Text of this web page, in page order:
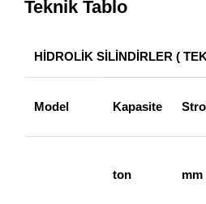
Teknik Tablo
HİDROLİK SİLİNDİRLER (
Model Kapasite
ton mm